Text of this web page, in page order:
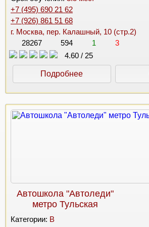
+7 (495) 690 21 62
+7 (926) 861 51 68
г. Москва, пер. Калашный, 10 (стр.2)
28267
594 1
3
4.60 / 25
Подробнее
Автошкола "Автоледи"
метро Тульская
Категории: B